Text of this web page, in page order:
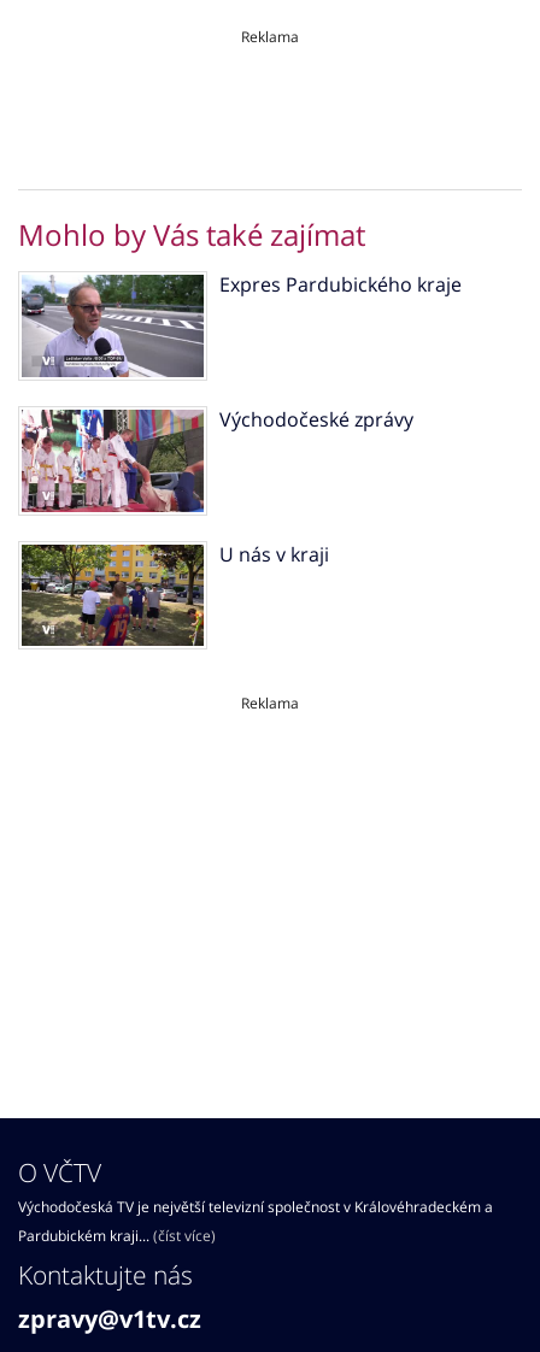
Reklama
Mohlo by Vás také zajímat
Expres Pardubického kraje
Východočeské zprávy
U nás v kraji
Reklama
O VČTV
Východočeská TV je největší televizní společnost v Královéhradeckém a
Pardubickém kraji...(číst více)
Kontaktujte nás
zpravy@v1tv.cz